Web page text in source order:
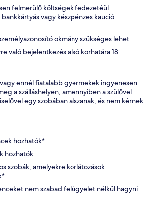
felmerülő költségek fedezetéül
vagy készpénzes kaució
okmány szükséges lehet
való bejelentkezés alsó korhatára 18
vagy ennél fiatalabb gyermekek ingyenesen
a szálláshelyen, amennyiben a szülővel
egy szobában alszanak, és nem kérnek
hozhatók*
hozhatók
szobák, amelyekre korlátozások
nem szabad felügyelet nélkül hagyni